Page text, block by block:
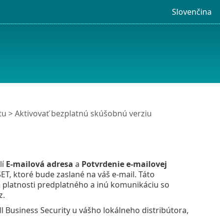
Slovenčina
> Aktivovať bezplatnú skúšobnú verziu
E‑mailová adresa a Potvrdenie e‑mailovej
ktoré bude zaslané na váš e‑mail. Táto
predplatného a inú komunikáciu so
Business Security u vášho lokálneho distribútora,